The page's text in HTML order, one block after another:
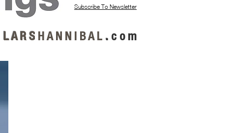
Subscribe To Newsletter
L A R S H A N N I B A L . c o m